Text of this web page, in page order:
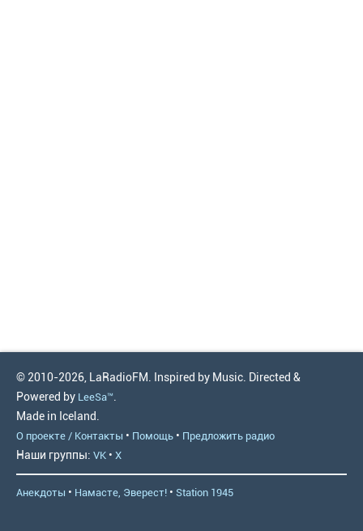
© 2010-2026, LaRadioFM. Inspired by Music. Directed &
Powered by LeeSa™.
Made in Iceland.
О проекте / Контакты • Помощь • Предложить радио
Наши группы: VK • X
Анекдоты • Намасте, Эверест! • Station 1945